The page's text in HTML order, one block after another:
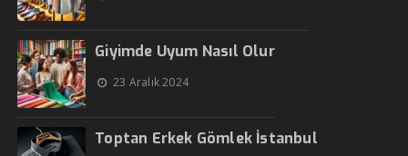
Giyimde Uyum Nasıl Olur
23 Aralık 2024
Toptan Erkek Gömlek İstanbul